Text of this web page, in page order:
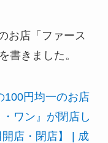
お店「ファース
書きました。
100円均一のお店
・ワン』が閉店し
店・閉店】 | 成